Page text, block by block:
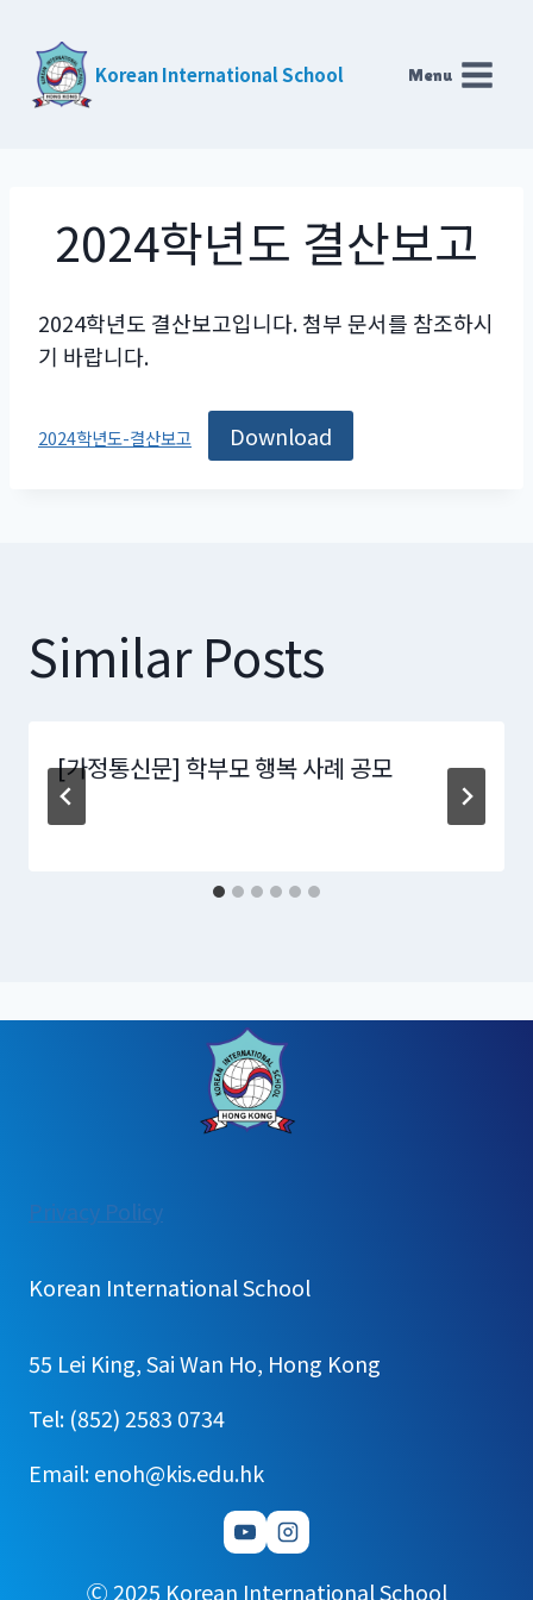
content
Korean International School Menu
2024학년도 결산보고
2024학년도 결산보고입니다. 첨부 문서를 참조하시
기 바랍니다.
2024학년도-결산보고 Download
Similar Posts
[가정통신문] 학부모 행복 사례 공모
Privacy Policy:
결
산
고
Korean International School
55 Lei King, Sai Wan Ho, Hong Kong
Tel: (852) 2583 0734
Email: enoh@kis.edu.hk
Ⓒ 2025 Korean International School